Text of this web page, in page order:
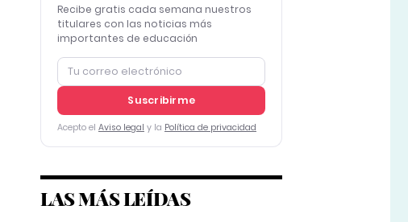
Recibe gratis cada semana nuestros
titulares con las noticias más
importantes de educación
Suscribirme
Acepto el Aviso legal y la Política de privacidad
LAS MÁS LEÍDAS